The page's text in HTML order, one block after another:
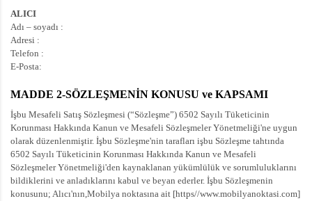
ALICI
Adı – soyadı :
Adresi :
Telefon :
E-Posta:
MADDE 2-SÖZLEŞMENİN KONUSU ve KAPSAMI
İşbu Mesafeli Satış Sözleşmesi (“Sözleşme”) 6502 Sayılı Tüketicinin
Korunması Hakkında Kanun ve Mesafeli Sözleşmeler Yönetmeliği'ne uygun
olarak düzenlenmiştir. İşbu Sözleşme'nin tarafları işbu Sözleşme tahtında
6502 Sayılı Tüketicinin Korunması Hakkında Kanun ve Mesafeli
Sözleşmeler Yönetmeliği'den kaynaklanan yükümlülük ve sorumluluklarını
bildiklerini ve anladıklarını kabul ve beyan ederler. İşbu Sözleşmenin
konusunu; Alıcı'nın,Mobilya noktasına ait [https//www.mobilyanoktasi.com]